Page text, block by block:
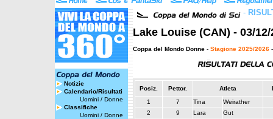
Notizie
Calendario/Risultati
Uomini / Donne
Classifiche
Uomini / Donne
-
Lake Louise (CAN) - 03/
Coppa del Mondo Donne - Stagione 2025/2026
Posiz. Pettor. Atleta
1
7 Tina
Weirather
2
9 Lara
Gut